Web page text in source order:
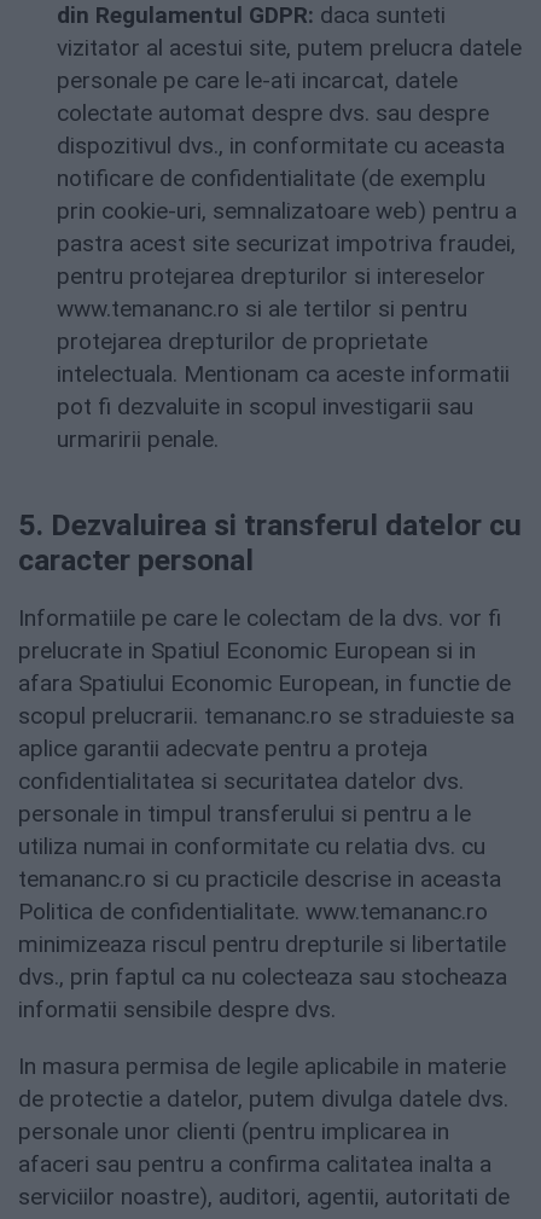
din Regulamentul GDPR: daca sunteti
vizitator al acestui site, putem prelucra datele
personale pe care le-ati incarcat, datele
colectate automat despre dvs. sau despre
dispozitivul dvs., in conformitate cu aceasta
notificare de confidentialitate (de exemplu
prin cookie-uri, semnalizatoare web) pentru a
pastra acest site securizat impotriva fraudei,
pentru protejarea drepturilor si intereselor
www.temananc.ro si ale tertilor si pentru
protejarea drepturilor de proprietate
intelectuala. Mentionam ca aceste informatii
pot fi dezvaluite in scopul investigarii sau
urmaririi penale.
5. Dezvaluirea si transferul datelor cu
caracter personal
Informatiile pe care le colectam de la dvs. vor fi
prelucrate in Spatiul Economic European si in
afara Spatiului Economic European, in functie de
scopul prelucrarii. temananc.ro se straduieste sa
aplice garantii adecvate pentru a proteja
confidentialitatea si securitatea datelor dvs.
personale in timpul transferului si pentru a le
utiliza numai in conformitate cu relatia dvs. cu
temananc.ro si cu practicile descrise in aceasta
Politica de confidentialitate. www.temananc.ro
minimizeaza riscul pentru drepturile si libertatile
dvs., prin faptul ca nu colecteaza sau stocheaza
informatii sensibile despre dvs.
In masura permisa de legile aplicabile in materie
de protectie a datelor, putem divulga datele dvs.
personale unor clienti (pentru implicarea in
afaceri sau pentru a confirma calitatea inalta a
serviciilor noastre), auditori, agentii, autoritati de